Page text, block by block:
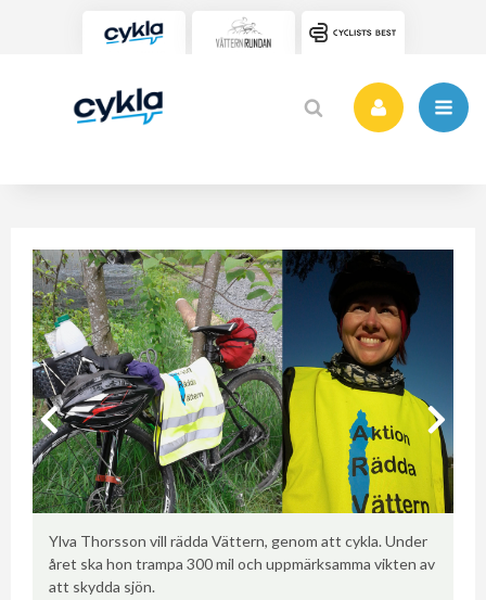
Ylva Thorsson vill rädda Vättern, genom att cykla. Under
året ska hon trampa 300 mil och uppmärksamma vikten av
att skydda sjön.